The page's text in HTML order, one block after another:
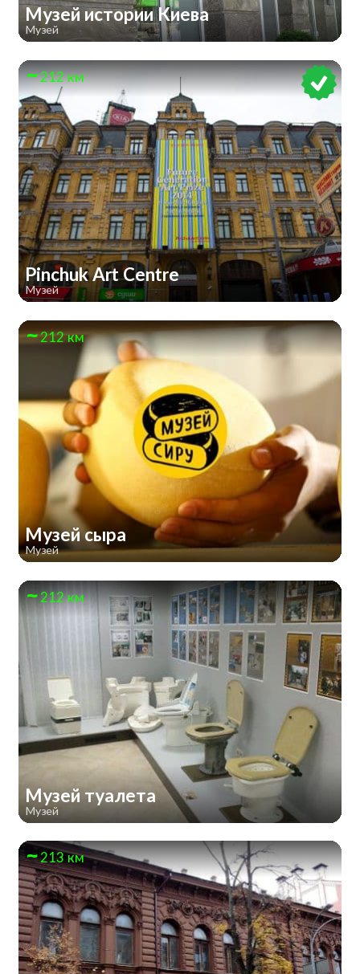
Музей истории Киева
Музей
212 км
Pinchuk Art Centre
Музей
212 км
Музей сыра
Музей
212 км
Музей туалета
Музей
213 км